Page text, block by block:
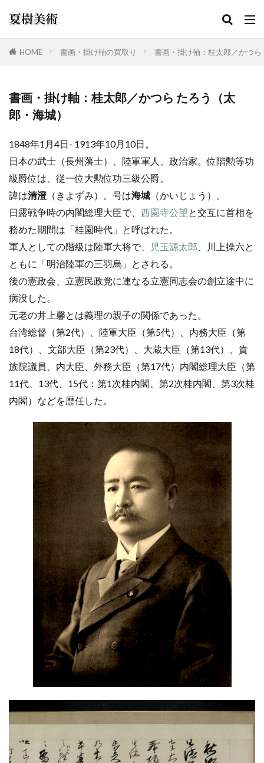
HOME 書画・掛け軸の買取り 書画・掛け軸：桂太郎／かつ
書画・掛け軸：桂太郎／かつら たろう（太
郎・海城）
1848年1月4日- 1913年10月10日。
日本の武士（長州藩士）、陸軍軍人、政治家。位階勲等功
級爵位は、従一位大勲位功三級公爵。
諱は清澄（きよずみ）。号は海城 （かいじょう）。
日露戦争時の内閣総理大臣で、 西園寺公望と交互に首相を
務めた期間は「桂園時代」と呼ばれた。
軍人としての階級は陸軍大将で、
児玉源太郎 、川上操六と
ともに「明治陸軍の三羽烏」とされる。
後の憲政会、立憲民政党に連なる立憲同志会の創立途中に
病没した。
元老の井上馨とは義理の親子の関係であった。
台湾総督（第2代）、陸軍大臣（第5代）、内務大臣（第
18代）、文部大臣（第23代）、大蔵大臣（第13代）、貴
族院議員、内大臣、外務大臣（第17代）内閣総理大臣（第
11代、13代、15代：第1次桂内閣、第2次桂内閣、第3次桂
内閣）などを歴任した。
カテゴリー